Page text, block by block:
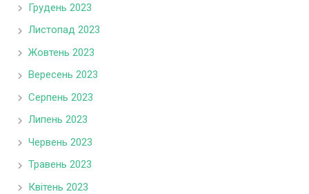
Грудень 2023
Листопад 2023
Жовтень 2023
Вересень 2023
Серпень 2023
Липень 2023
Червень 2023
Травень 2023
Квітень 2023